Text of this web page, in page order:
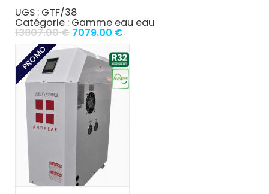
UGS : GTF/38
Catégorie : Gamme eau eau
13807.00€ Original
was:
13807.00 €.
7079.00 €
is:
7079.00 €.
PROMO